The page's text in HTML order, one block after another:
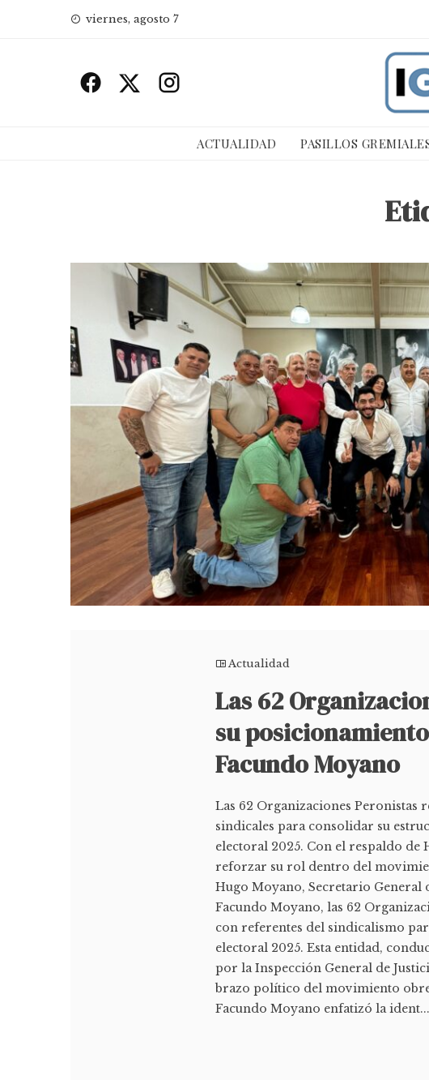
viernes, agosto 7
ACTUALIDAD PASILLOS
Actualidad
Las 62
su
Facundo Moyano
Las 62 Organizaciones Peronistas
sindicales para consolidar su
electoral 2025. Con el respaldo de
reforzar su rol dentro del
Hugo Moyano, Secretario
Facundo Moyano, las 62
con referentes del sindicalismo
electoral 2025. Esta entidad,
por la Inspección General de
brazo político del movimiento
Facundo Moyano enfatizó la ident...